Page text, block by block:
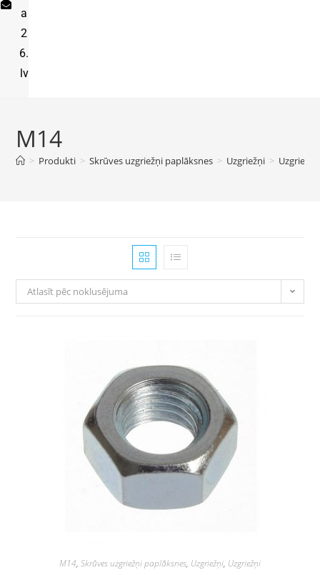
a
2
6.
lv
M14
> Produkti > Skrūves uzgriežņi paplāksnes > Uzgriežņi > Uzgriežņi
Atlasīt pēc noklusējuma
M14, Skrūves uzgriežņi paplāksnes, Uzgriežņi, Uzgriežņi